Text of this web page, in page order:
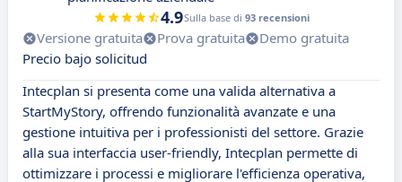
4.9Sulla base di 93 recensioni
Versione gratuita Prova gratuita
Demo gratuita
Precio bajo solicitud
Intecplan si presenta come una valida alternativa a
StartMyStory, offrendo funzionalità avanzate e una
gestione intuitiva per i professionisti del settore. Grazie
alla sua interfaccia user-friendly, Intecplan permette di
ottimizzare i processi e migliorare l'efficienza operativa,